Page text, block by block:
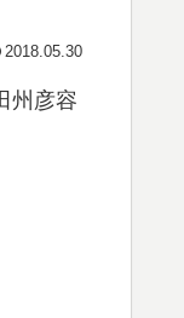
2018.05.30
州彦容